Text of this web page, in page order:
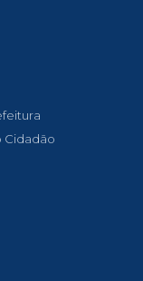
Cidadão